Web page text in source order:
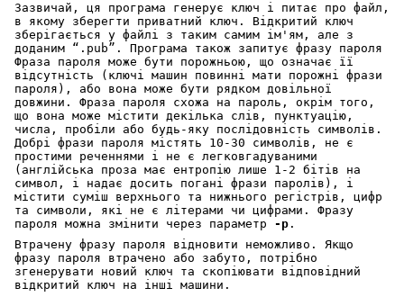
Зазвичай, ця програма генерує ключ і питає про файл,
в якому зберегти приватний ключ. Відкритий ключ
зберігається у файлі з таким самим ім'ям, але з
доданим “.pub”. Програма також запитує фразу пароля
Фраза пароля може бути порожньою, що означає її
відсутність (ключі машин повинні мати порожні фрази
пароля), або вона може бути рядком довільної
довжини. Фраза пароля схожа на пароль, окрім того,
що вона може містити декілька слів, пунктуацію,
числа, пробіли або будь-яку послідовність символів.
Добрі фрази пароля містять 10-30 символів, не є
простими реченнями і не є легковгадуваними
(англійська проза має ентропію лише 1-2 бітів на
символ, і надає досить погані фрази паролів), і
містити суміш верхнього та нижнього регістрів, цифр
та символи, які не є літерами чи цифрами. Фразу
пароля можна змінити через параметр -p .
Втрачену фразу пароля відновити неможливо. Якщо
фразу пароля втрачено або забуто, потрібно
згенерувати новий ключ та скопіювати відповідний
відкритий ключ на інші машини.